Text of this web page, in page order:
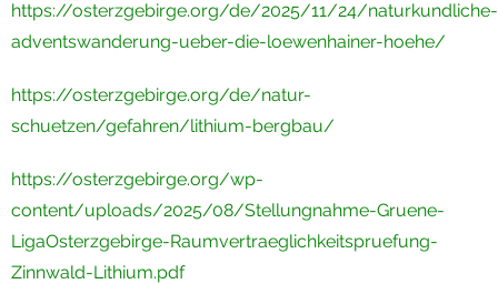
https://osterzgebirge.org/de/2025/11/24/naturkundliche-
adventswanderung-ueber-die-loewenhainer-hoehe/
https://osterzgebirge.org/de/natur-
schuetzen/gefahren/lithium-bergbau/
https://osterzgebirge.org/wp-
content/uploads/2025/08/Stellungnahme-Gruene-
LigaOsterzgebirge-Raumvertraeglichkeitspruefung-
Zinnwald-Lithium.pdf